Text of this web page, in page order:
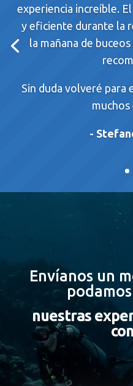
experiencia increíble.
y eficiente durante la
la mañana de
Sin duda volveré para
muchos
-
Envíanos un
nuestras